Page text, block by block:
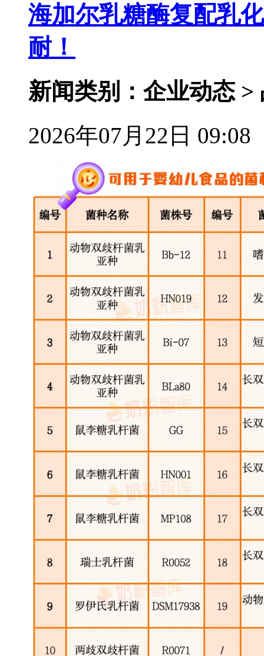
海加尔乳糖酶复配乳
耐！
新闻类别：企业动态 >
2026年07月22日 09:08